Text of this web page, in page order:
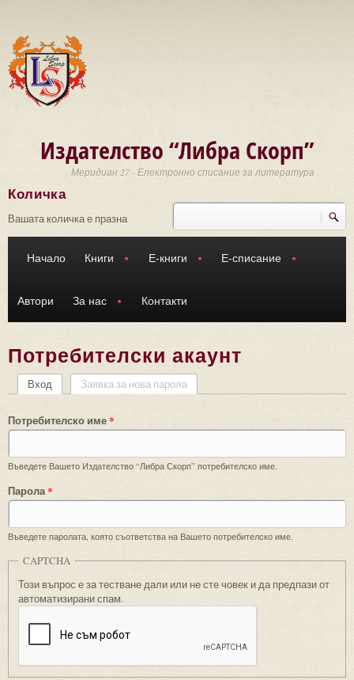
Издателство “Либра Скорп”
Меридиан 27 - Електронно списание за литература
Търси
Количка
Вашата количка е празна
Начало Книги Е-книги Е-списание
Автори За нас Контакти
Потребителски акаунт
Вход (активен раздел)
Заявка за нова парола
Потребителско име*
Въведете Вашето Издателство “Либра Скорп” потребителско име.
Парола*
Въведете паролата, която съответства на Вашето потребителско име.
CAPTCHA
Този въпрос е за тестване дали или не сте човек и да предпази от
автоматизирани спам.